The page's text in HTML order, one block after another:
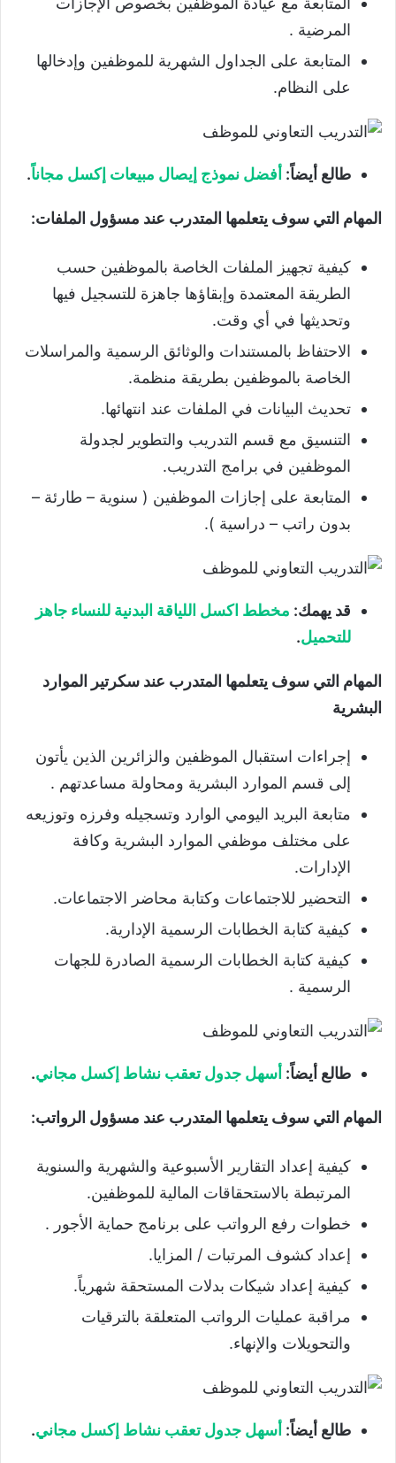
المرضية .
المتابعة على الجداول الشهرية للموظفين وإدخالها
على النظام.
طالع أيضاً: أفضل نموذج إيصال مبيعات إكسل مجاناً.
المهام التي سوف يتعلمها المتدرب عند مسؤول الملفات:
كيفية تجهيز الملفات الخاصة بالموظفين حسب
الطريقة المعتمدة وإبقاؤها جاهزة للتسجيل فيها
وتحديثها في أي وقت.
الاحتفاظ بالمستندات والوثائق الرسمية والمراسلات
الخاصة بالموظفين بطريقة منظمة.
تحديث البيانات في الملفات عند انتهائها.
التنسيق مع قسم التدريب والتطوير لجدولة
الموظفين في برامج التدريب.
المتابعة على إجازات الموظفين ( سنوية – طارئة –
بدون راتب – دراسية ).
قد يهمك: مخطط اكسل اللياقة البدنية للنساء جاهز
للتحميل.
المهام التي سوف يتعلمها المتدرب عند سكرتير الموارد
البشرية
إجراءات استقبال الموظفين والزائرين الذين يأتون
إلى قسم الموارد البشرية ومحاولة مساعدتهم .
متابعة البريد اليومي الوارد وتسجيله وفرزه وتوزيعه
على مختلف موظفي الموارد البشرية وكافة
الإدارات.
التحضير للاجتماعات وكتابة محاضر الاجتماعات.
كيفية كتابة الخطابات الرسمية الإدارية.
كيفية كتابة الخطابات الرسمية الصادرة للجهات
الرسمية .
طالع أيضاً: أسهل جدول تعقب نشاط إكسل مجاني.
المهام التي سوف يتعلمها المتدرب عند مسؤول الرواتب:
كيفية إعداد التقارير الأسبوعية والشهرية والسنوية
المرتبطة بالاستحقاقات المالية للموظفين.
خطوات رفع الرواتب على برنامج حماية الأجور .
إعداد كشوف المرتبات / المزايا.
كيفية إعداد شيكات بدلات المستحقة شهرياً.
مراقبة عمليات الرواتب المتعلقة بالترقيات
والتحويلات والإنهاء.
طالع أيضاً: أسهل جدول تعقب نشاط إكسل مجاني.